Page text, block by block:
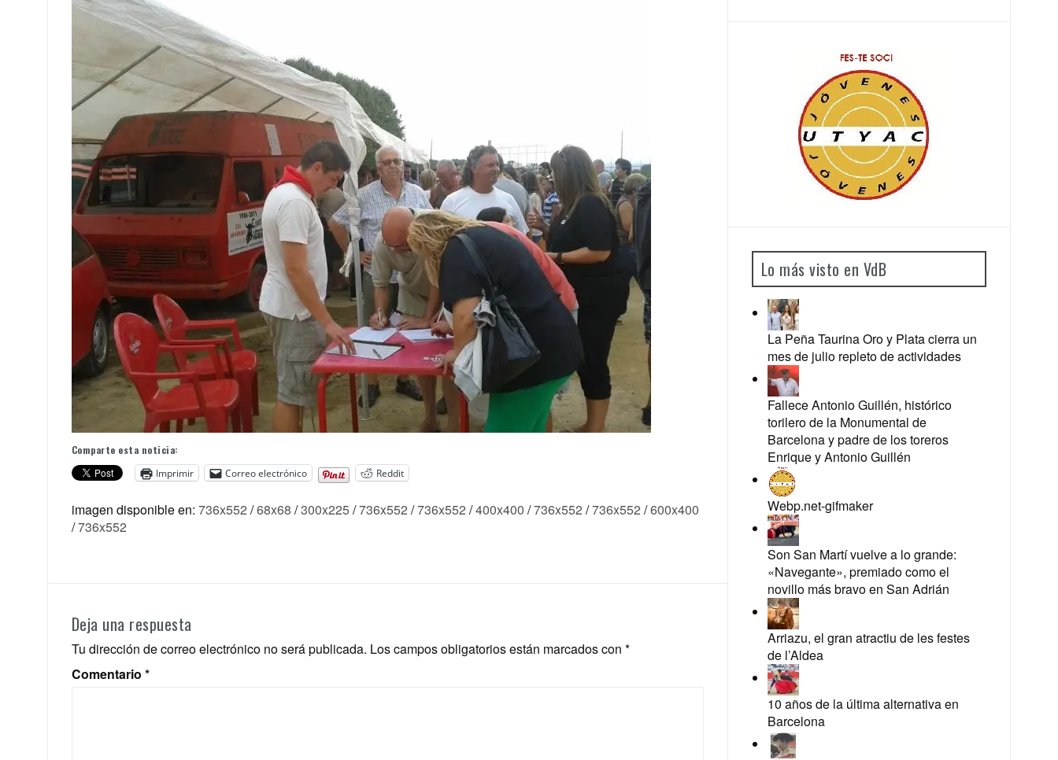
Comparte esta noticia:
Imprimir
Correo electrónico Reddit
imagen disponible en: 736x552 /68x68 /300x225/736x552 /736x552 /400x400 /736x552 /736x552 /600x400
/736x552
Deja una respuesta
Tu dirección de correo electrónico no será publicada. Los campos obligatorios están marcados con *
Comentario *
Lo más visto en VdB
La Peña Taurina Oro y Plata cierra un
mes de julio repleto de actividades
Fallece Antonio Guillén, histórico
torilero de la Monumental de
Barcelona y padre de los toreros
Enrique y Antonio Guillén
Webp.net-gifmaker
Son San Martí vuelve a lo grande:
«Navegante», premiado como el
novillo más bravo en San Adrián
Arriazu, el gran atractiu de les festes
de l’Aldea
10 años de la última alternativa en
Barcelona